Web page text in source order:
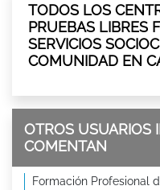
TODOS LOS
PRUEBAS LIBRES
SERVICIOS
COMUNIDAD EN
OTROS USUARIOS
COMENTAN
Formación Profesional